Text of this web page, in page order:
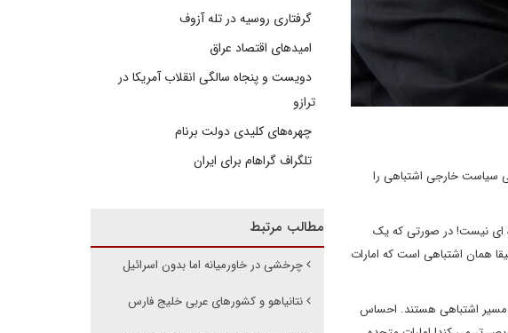
سیاست خارجی اشتباهی را
ای نیست! در صورتی که یک
همان اشتباهی است که امارات
مسیر اشتباهی هستند. احساس
گرفتاری روسیه در تله آزوف
امیدهای اقتصاد عراق
دویست و پنجاه سالگی انقلاب آمریکا در
ترازو
چهره‌های کلیدی دولت برنام
تلگراف گراهام برای ایران
مطالب مرتبط
چرخشی در خاورمیانه اما بدون اسرائیل
نتانیاهو و کشورهای عربی خلیج فارس